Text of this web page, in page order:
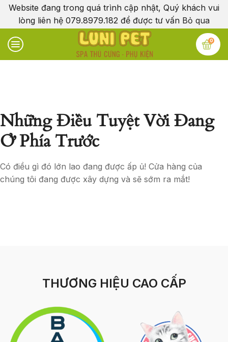
Website đang trong quá trình cập nhật, Quý khách vui
lòng liên hệ 079.8979.182 để được tư vấn Bỏ qua
0
Những Điều Tuyệt Vời Đang
Ở Phía Trước
Có điều gì đó lớn lao đang được ấp ủ! Cửa hàng của
chúng tôi đang được xây dựng và sẽ sớm ra mắt!
THƯƠNG HIỆU CAO CẤP